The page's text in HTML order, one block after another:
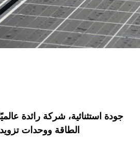
جودة استثنائية، شركة رائدة
الطاقة ووحدات